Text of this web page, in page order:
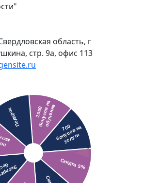
область, г
стр. 9а, офис 113